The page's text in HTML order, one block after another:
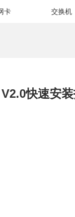
卡 交换机
快速安